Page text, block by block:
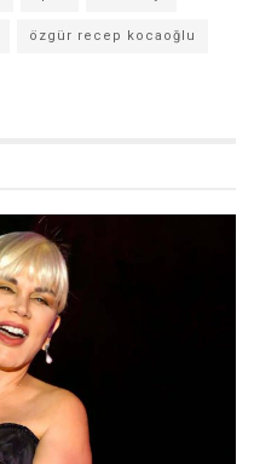
özgür recep kocaoğlu